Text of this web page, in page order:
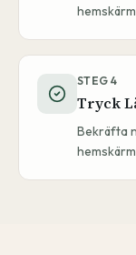
STEG 4
Tryck
Bekräfta